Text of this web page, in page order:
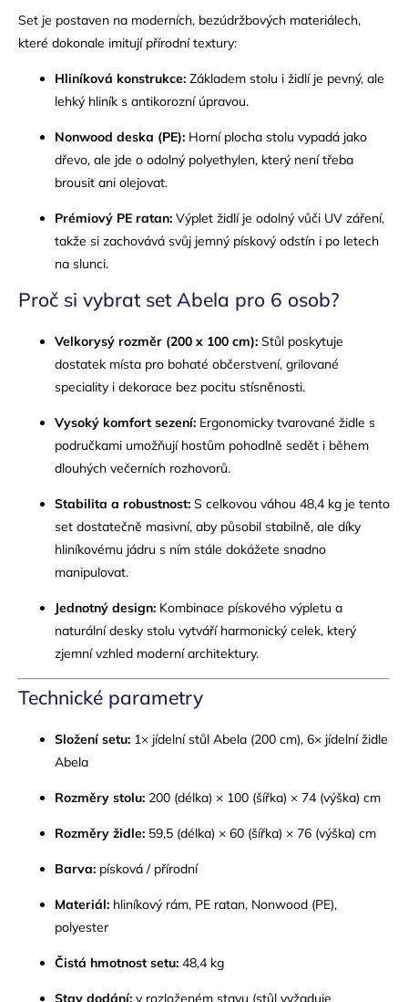
Set je postaven na moderních, bezúdržbových materiálech,
které dokonale imitují přírodní textury:
Hliníková konstrukce: Základem stolu i židlí je pevný, ale
lehký hliník s antikorozní úpravou.
Nonwood deska (PE): Horní plocha stolu vypadá jako
dřevo, ale jde o odolný polyethylen, který není třeba
brousit ani olejovat.
Prémiový PE ratan: Výplet židlí je odolný vůči UV záření,
takže si zachovává svůj jemný pískový odstín i po letech
na slunci.
Proč si vybrat set Abela pro 6 osob?
Velkorysý rozměr (200 x 100 cm): Stůl poskytuje
dostatek místa pro bohaté občerstvení, grilované
speciality i dekorace bez pocitu stísněnosti.
Vysoký komfort sezení: Ergonomicky tvarované židle s
područkami umožňují hostům pohodlně sedět i během
dlouhých večerních rozhovorů.
Stabilita a robustnost: S celkovou váhou 48,4 kg je tento
set dostatečně masivní, aby působil stabilně, ale díky
hliníkovému jádru s ním stále dokážete snadno
manipulovat.
Jednotný design: Kombinace pískového výpletu a
naturální desky stolu vytváří harmonický celek, který
zjemní vzhled moderní architektury.
Technické parametry
Složení setu: 1× jídelní stůl Abela (200 cm), 6× jídelní židle
Abela
Rozměry stolu: 200 (délka) × 100 (šířka) × 74 (výška) cm
Rozměry židle: 59,5 (délka) × 60 (šířka) × 76 (výška) cm
Barva: písková / přírodní
Materiál: hliníkový rám, PE ratan, Nonwood (PE),
polyester
Čistá hmotnost setu: 48,4 kg
Stav dodání: v rozloženém stavu (stůl vyžaduje